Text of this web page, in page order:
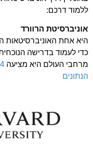
ללמוד דרכם:
אוניברסיטת הרוורד
היא אחת האוניברסיטאות
כדי לעמוד בדרישה
מרחבי העולם היא מציעה
הנתונים